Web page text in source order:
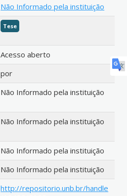
Não Informado pela instituição
Tese
Acesso aberto
por
Não Informado pela instituição
Não Informado pela instituição
Não Informado pela instituição
Não Informado pela instituição
http://repositorio.unb.br/handle